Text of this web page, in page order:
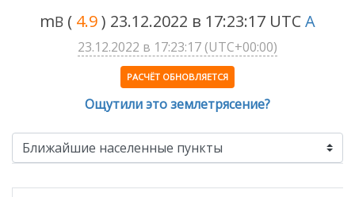
mB ( 4.9) 23.12.2022 в 17:23:17 UTCA
23.12.2022 в 17:23:17 (UTC+00:00)
РАСЧЁТ ОБНОВЛЯЕТСЯ
Ощутили это землетрясение?